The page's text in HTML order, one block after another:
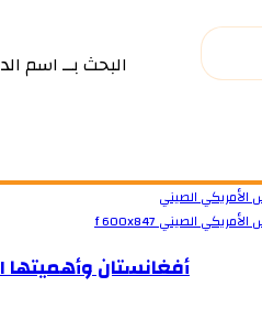
البحث بــ اسم
أفغانستان وأهميتها